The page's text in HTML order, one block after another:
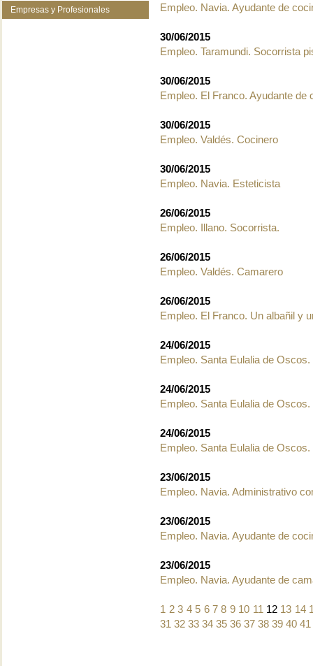
Empresas y Profesionales
Empleo. Navia. Ayudante de
30/06/2015
Empleo. Taramundi. Socorrista
30/06/2015
Empleo. El Franco. Ayudante de
30/06/2015
Empleo. Valdés. Cocinero
30/06/2015
Empleo. Navia. Esteticista
26/06/2015
Empleo. Illano. Socorrista.
26/06/2015
Empleo. Valdés. Camarero
26/06/2015
Empleo. El Franco. Un albañil y
24/06/2015
Empleo. Santa Eulalia de
24/06/2015
Empleo. Santa Eulalia de
24/06/2015
Empleo. Santa Eulalia de
23/06/2015
Empleo. Navia. Administrativo
23/06/2015
Empleo. Navia. Ayudante de
23/06/2015
Empleo. Navia. Ayudante de
1 2 3 4 5 6 7 8 9 10 11 12 13 14
31 32 33 34 35 36 37 38 39 40 41